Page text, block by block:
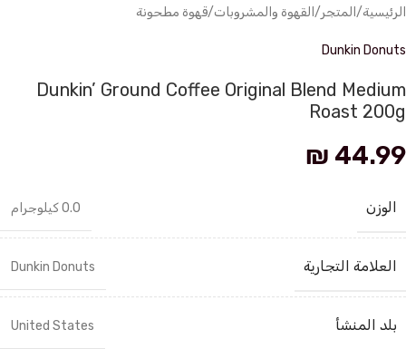
الرئيسية/ المتجر/ القهوة والمشروبات/قهوة مطحونة
Dunkin Donuts
Dunkin’ Ground Coffee Original Blend Medium
Roast 200g
₪ 44.99
الوزن 0.0 كيلوجرام
العلامة التجارية Dunkin Donuts
بلد المنشأ United States